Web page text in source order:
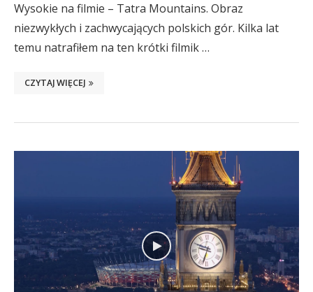
Wysokie na filmie – Tatra Mountains. Obraz
niezwykłych i zachwycających polskich gór. Kilka lat
temu natrafiłem na ten krótki filmik …
CZYTAJ WIĘCEJ